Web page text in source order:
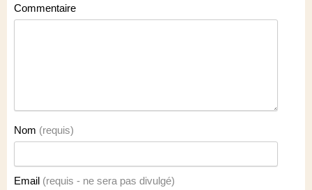
Commentaire
Nom (requis)
Email (requis - ne sera pas divulgé)